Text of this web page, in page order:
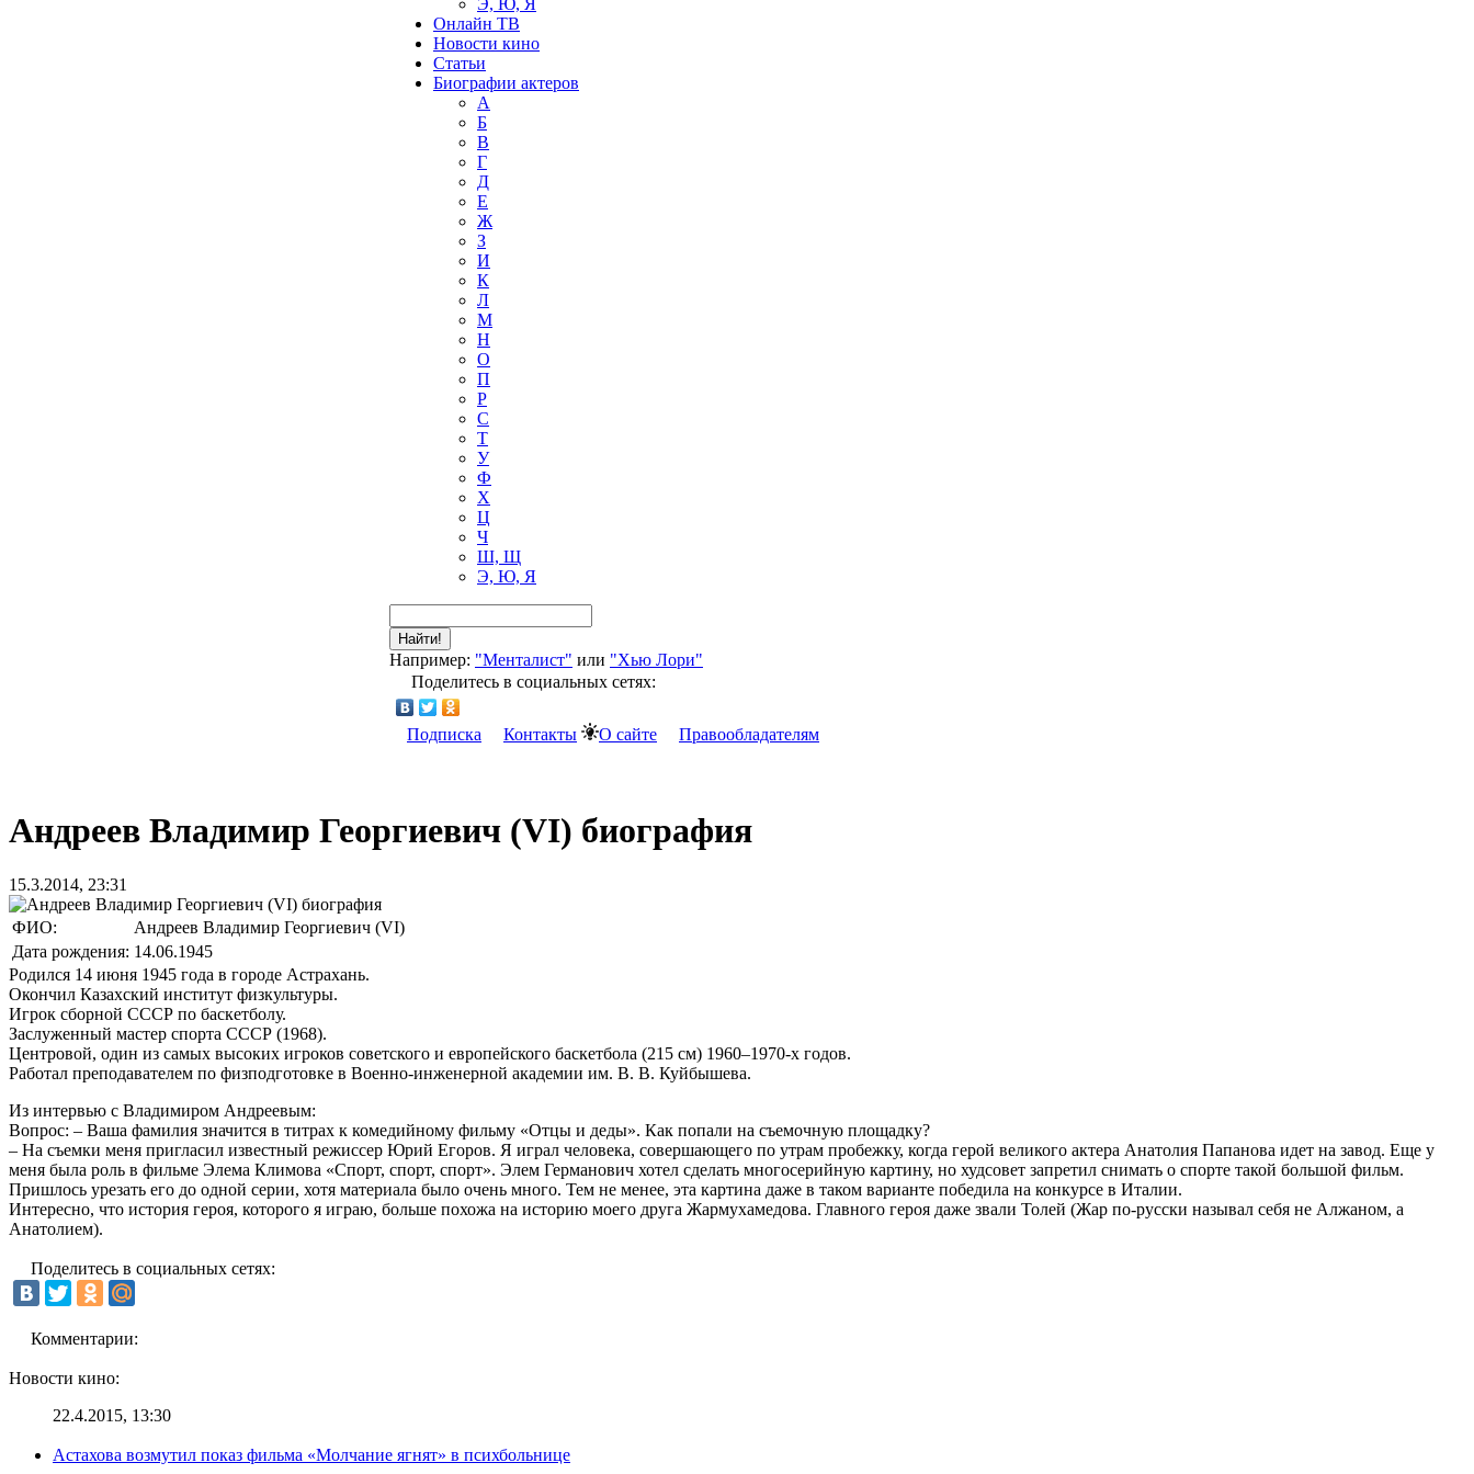
Э, Ю, Я
Онлайн ТВ
Новости кино
Статьи
Биографии актеров
А
Б
В
Г
Д
Е
Ж
З
И
К
Л
М
Н
О
П
Р
С
Т
У
Ф
Х
Ц
Ч
Ш, Щ
Э, Ю, Я
Найти!
Например: "Менталист" или "Хью Лори"
Поделитесь в социальных сетях:
Подписка Контакты О сайте Правообладателям
Андреев Владимир Георгиевич (VI) биография
15.3.2014, 23:31
ФИО:
Андреев Владимир Георгиевич (VI)
Дата рождения: 14.06.1945
Родился 14 июня 1945 года в городе Астрахань.
Окончил Казахский институт физкультуры.
Игрок сборной СССР по баскетболу.
Заслуженный мастер спорта СССР (1968).
Центровой, один из самых высоких игроков советского и европейского баскетбола (215 см) 1960–1970-х годов.
Работал преподавателем по физподготовке в Военно-инженерной академии им. В. В. Куйбышева.
Из интервью с Владимиром Андреевым:
Вопрос: – Ваша фамилия значится в титрах к комедийному фильму «Отцы и деды». Как попали на съемочную площадку?
– На съемки меня пригласил известный режиссер Юрий Егоров. Я играл человека, совершающего по утрам пробежку, когда герой великого актера Анатолия Папанова идет на завод. Еще у
меня была роль в фильме Элема Климова «Спорт, спорт, спорт». Элем Германович хотел сделать многосерийную картину, но худсовет запретил снимать о спорте такой большой фильм.
Пришлось урезать его до одной серии, хотя материала было очень много. Тем не менее, эта картина даже в таком варианте победила на конкурсе в Италии.
Интересно, что история героя, которого я играю, больше похожа на историю моего друга Жармухамедова. Главного героя даже звали Толей (Жар по-русски называл себя не Алжаном, а
Анатолием).
Поделитесь в социальных сетях:
Комментарии:
Новости кино:
22.4.2015, 13:30
Астахова возмутил показ фильма «Молчание ягнят» в психбольнице